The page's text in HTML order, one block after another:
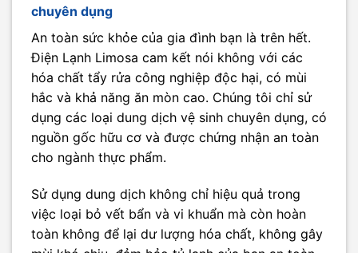
chuyên dụng
An toàn sức khỏe của gia đình bạn là trên hết.
Điện Lạnh Limosa cam kết nói không với các
hóa chất tẩy rửa công nghiệp độc hại, có mùi
hắc và khả năng ăn mòn cao. Chúng tôi chỉ sử
dụng các loại dung dịch vệ sinh chuyên dụng, có
nguồn gốc hữu cơ và được chứng nhận an toàn
cho ngành thực phẩm.
Sử dụng dung dịch không chỉ hiệu quả trong
việc loại bỏ vết bẩn và vi khuẩn mà còn hoàn
toàn không để lại dư lượng hóa chất, không gây